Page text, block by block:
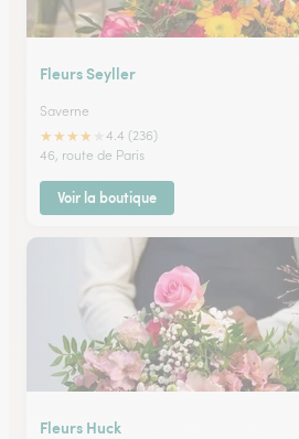
Fleurs Seyller
Saverne
★★★★
4.4 (236)
46, route de Paris
Voir la boutique
Fleurs Huck